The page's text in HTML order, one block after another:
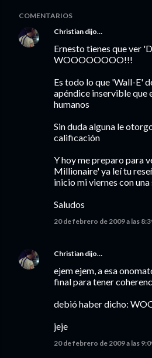
COMENTARIOS
Christian dijo…
Ernesto tienes que ver
WOOOOOOOO!!!
Es todo lo que 'Wall-E'
apéndice inservible que
humanos
Sin duda alguna le
calificación
Y hoy me preparo para
Millionaire' ya leí tu
inicio mi viernes con
Saludos
20 de febrero de 2009 a las
Christian dijo…
ejem ejem, a esa
final para tener
debió haber dicho:
jeje
20 de febrero de 2009 a las